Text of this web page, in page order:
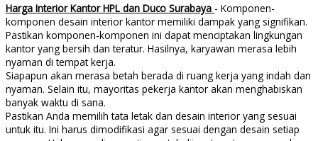
Harga Interior Kantor HPL dan Duco Surabaya - Komponen-
komponen desain interior kantor memiliki dampak yang signifikan.
Pastikan komponen-komponen ini dapat menciptakan lingkungan
kantor yang bersih dan teratur. Hasilnya, karyawan merasa lebih
nyaman di tempat kerja.
Siapapun akan merasa betah berada di ruang kerja yang indah dan
nyaman. Selain itu, mayoritas pekerja kantor akan menghabiskan
banyak waktu di sana.
Pastikan Anda memilih tata letak dan desain interior yang sesuai
untuk itu. Ini harus dimodifikasi agar sesuai dengan desain setiap